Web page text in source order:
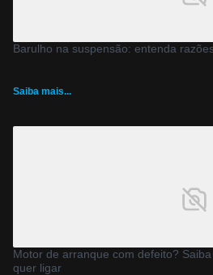
Barulho na suspensão: entenda
Saiba mais...
Motor de arranque com defeito?
quer ligar